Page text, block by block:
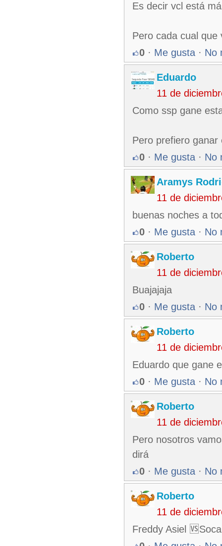
Es decir vcl está
Pero cada cual
0 · Me gusta · No
Eduardo
11 de
Como ssp gane
Pero prefiero ganar
0 · Me gusta · No
Aramys
11 de
buenas noches a
0 · Me gusta · No
Roberto
11 de
Buajajaja
0 · Me gusta · No
Roberto
11 de
Eduardo que gane
0 · Me gusta · No
Roberto
11 de
Pero nosotros
dirá
0 · Me gusta · No
Roberto
11 de
Freddy Asiel